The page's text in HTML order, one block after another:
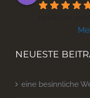
NEUESTE
eine besinnliche